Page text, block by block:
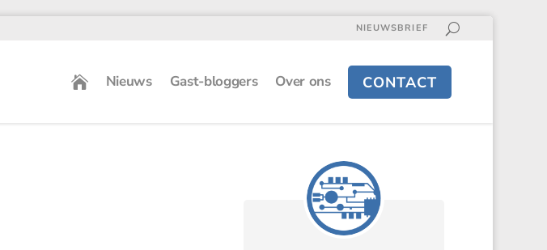
NIEUWSBRIEF
Nieuws Gast-bloggers Over ons CONTACT